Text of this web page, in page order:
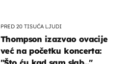
PRED 20 TISUĆA LJUDI
Thompson izazvao ovacije
već na početku koncerta: